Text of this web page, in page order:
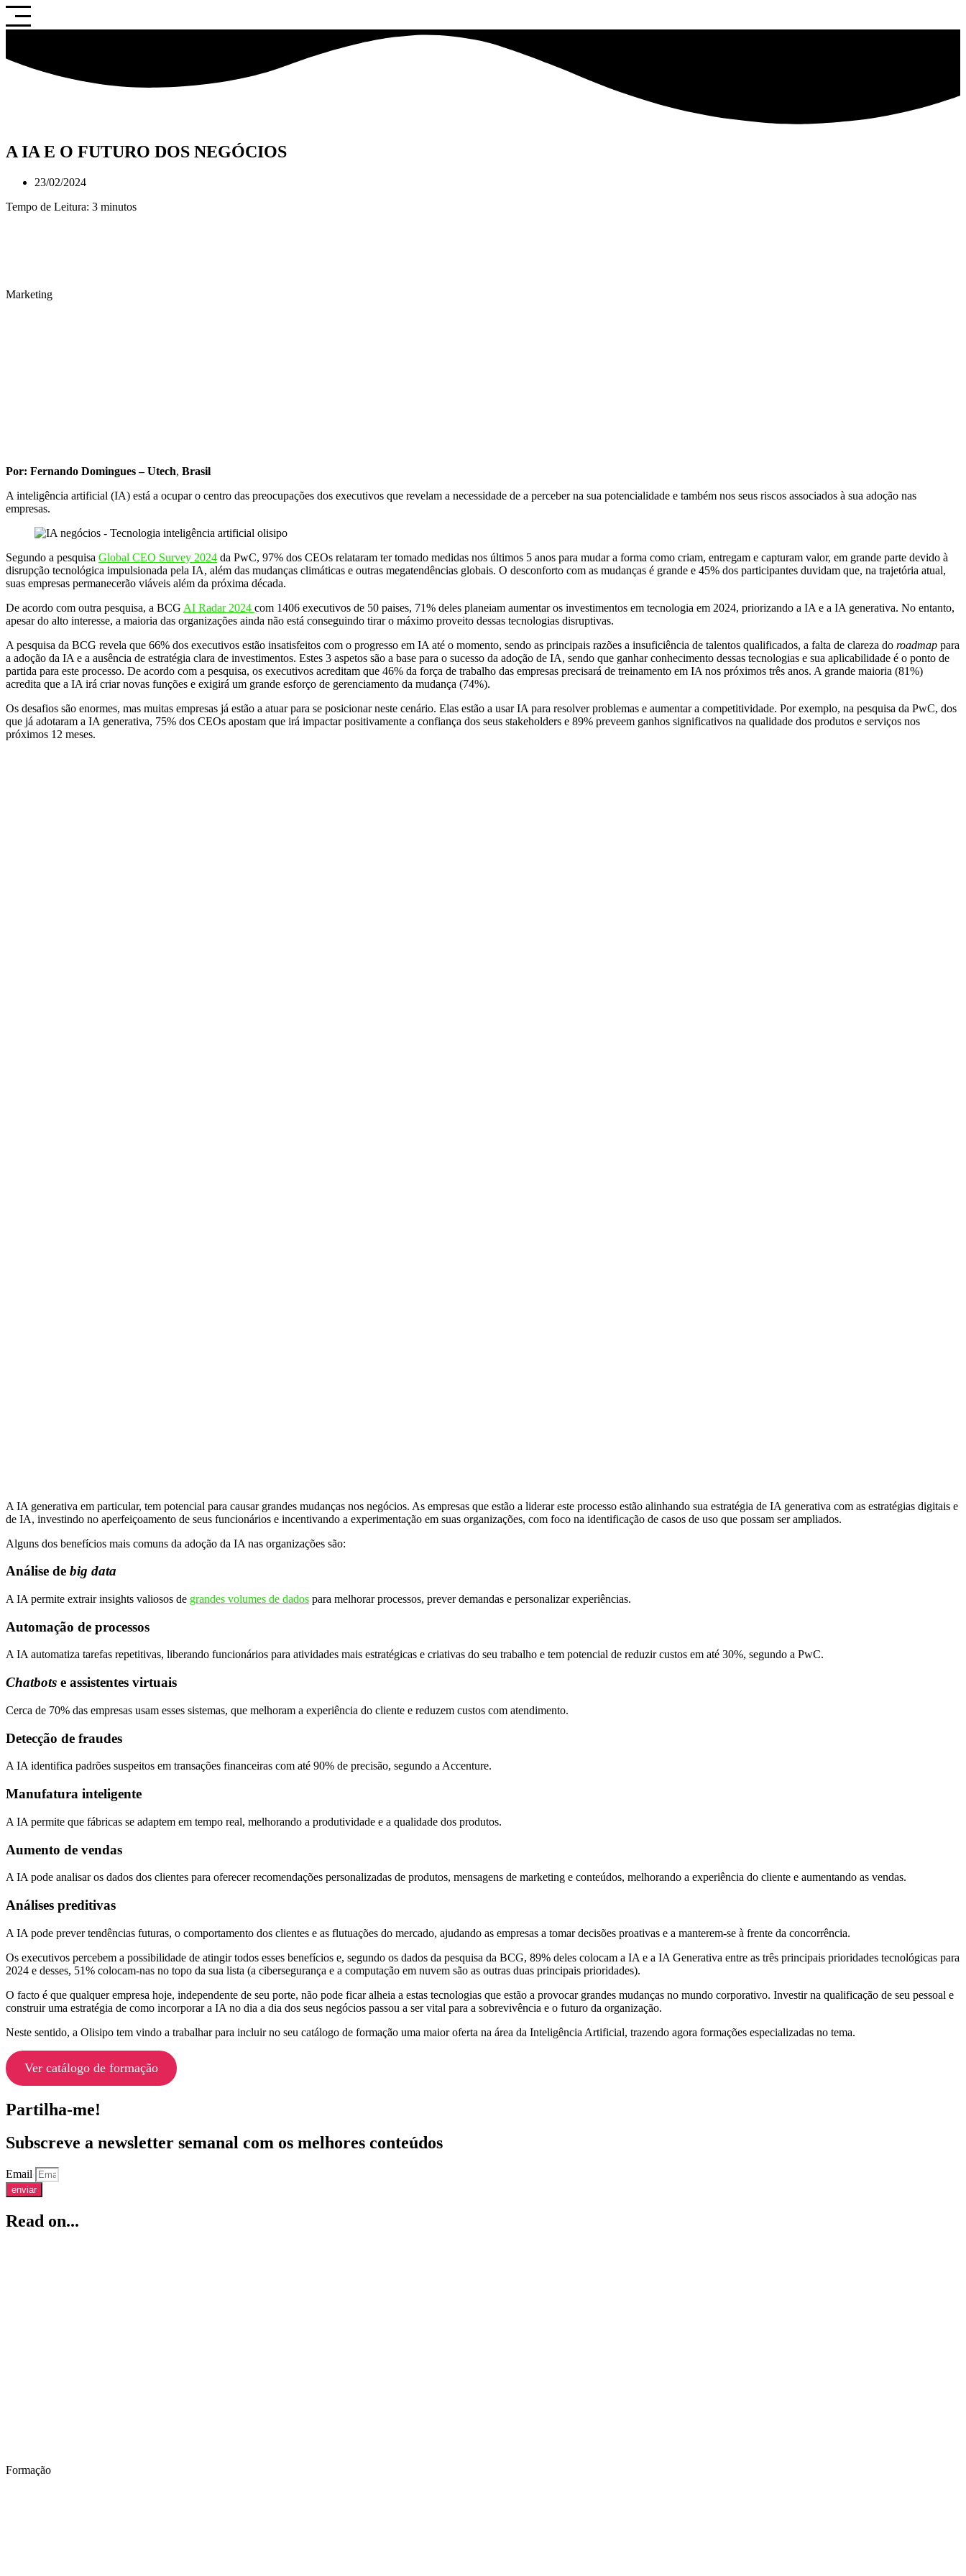
Saltar
para
A IA E O FUTURO DOS NEGÓCIOS
23/02/2024
Tempo de Leitura: 3 minutos
Marketing
Por: Fernando Domingues – Utech, Brasil
A inteligência artificial (IA) está a ocupar o centro das preocupações dos executivos que revelam a necessidade de a perceber na sua potencialidade e também nos seus riscos associados à sua adoção nas
empresas.
Segundo a pesquisa Global CEO Survey 2024 da PwC, 97% dos CEOs relataram ter tomado medidas nos últimos 5 anos para mudar a forma como criam, entregam e capturam valor, em grande parte devido à
disrupção tecnológica impulsionada pela IA, além das mudanças climáticas e outras megatendências globais. O desconforto com as mudanças é grande e 45% dos participantes duvidam que, na trajetória atual,
suas empresas permanecerão viáveis além da próxima década.
De acordo com outra pesquisa, a BCG AI Radar 2024 com 1406 executivos de 50 paises, 71% deles planeiam aumentar os investimentos em tecnologia em 2024, priorizando a IA e a IA generativa. No entanto,
apesar do alto interesse, a maioria das organizações ainda não está conseguindo tirar o máximo proveito dessas tecnologias disruptivas.
A pesquisa da BCG revela que 66% dos executivos estão insatisfeitos com o progresso em IA até o momento, sendo as principais razões a insuficiência de talentos qualificados, a falta de clareza do roadmap para
a adoção da IA e a ausência de estratégia clara de investimentos. Estes 3 aspetos são a base para o sucesso da adoção de IA, sendo que ganhar conhecimento dessas tecnologias e sua aplicabilidade é o ponto de
partida para este processo. De acordo com a pesquisa, os executivos acreditam que 46% da força de trabalho das empresas precisará de treinamento em IA nos próximos três anos. A grande maioria (81%)
acredita que a IA irá criar novas funções e exigirá um grande esforço de gerenciamento da mudança (74%).
Os desafios são enormes, mas muitas empresas já estão a atuar para se posicionar neste cenário. Elas estão a usar IA para resolver problemas e aumentar a competitividade. Por exemplo, na pesquisa da PwC, dos
que já adotaram a IA generativa, 75% dos CEOs apostam que irá impactar positivamente a confiança dos seus stakeholders e 89% preveem ganhos significativos na qualidade dos produtos e serviços nos
próximos 12 meses.
A IA generativa em particular, tem potencial para causar grandes mudanças nos negócios. As empresas que estão a liderar este processo estão alinhando sua estratégia de IA generativa com as estratégias digitais e
de IA, investindo no aperfeiçoamento de seus funcionários e incentivando a experimentação em suas organizações, com foco na identificação de casos de uso que possam ser ampliados.
Alguns dos benefícios mais comuns da adoção da IA nas organizações são:
Análise de big data
A IA permite extrair insights valiosos de grandes volumes de dados para melhorar processos, prever demandas e personalizar experiências.
Automação de processos
A IA automatiza tarefas repetitivas, liberando funcionários para atividades mais estratégicas e criativas do seu trabalho e tem potencial de reduzir custos em até 30%, segundo a PwC.
Chatbots e assistentes virtuais
Cerca de 70% das empresas usam esses sistemas, que melhoram a experiência do cliente e reduzem custos com atendimento.
Detecção de fraudes
A IA identifica padrões suspeitos em transações financeiras com até 90% de precisão, segundo a Accenture.
Manufatura inteligente
A IA permite que fábricas se adaptem em tempo real, melhorando a produtividade e a qualidade dos produtos.
Aumento de vendas
A IA pode analisar os dados dos clientes para oferecer recomendações personalizadas de produtos, mensagens de marketing e conteúdos, melhorando a experiência do cliente e aumentando as vendas.
Análises preditivas
A IA pode prever tendências futuras, o comportamento dos clientes e as flutuações do mercado, ajudando as empresas a tomar decisões proativas e a manterem-se à frente da concorrência.
Os executivos percebem a possibilidade de atingir todos esses benefícios e, segundo os dados da pesquisa da BCG, 89% deles colocam a IA e a IA Generativa entre as três principais prioridades tecnológicas para
2024 e desses, 51% colocam-nas no topo da sua lista (a cibersegurança e a computação em nuvem são as outras duas principais prioridades).
O facto é que qualquer empresa hoje, independente de seu porte, não pode ficar alheia a estas tecnologias que estão a provocar grandes mudanças no mundo corporativo. Investir na qualificação de seu pessoal e
construir uma estratégia de como incorporar a IA no dia a dia dos seus negócios passou a ser vital para a sobrevivência e o futuro da organização.
Neste sentido, a Olisipo tem vindo a trabalhar para incluir no seu catálogo de formação uma maior oferta na área da Inteligência Artificial, trazendo agora formações especializadas no tema.
Ver catálogo de formação
Partilha-me!
Subscreve a newsletter semanal com os melhores conteúdos
Email
enviar
Read on...
Formação